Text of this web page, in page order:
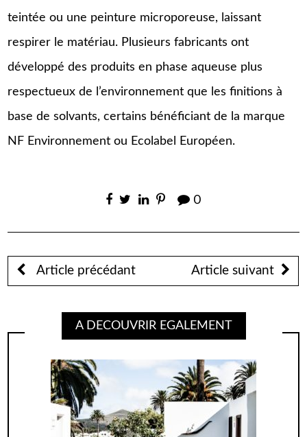
teintée ou une peinture microporeuse, laissant
respirer le matériau. Plusieurs fabricants ont
développé des produits en phase aqueuse plus
respectueux de l’environnement que les finitions à
base de solvants, certains bénéficiant de la marque
NF Environnement ou Ecolabel Européen.
0
Article précédant Article suivant
A DECOUVRIR EGALEMENT